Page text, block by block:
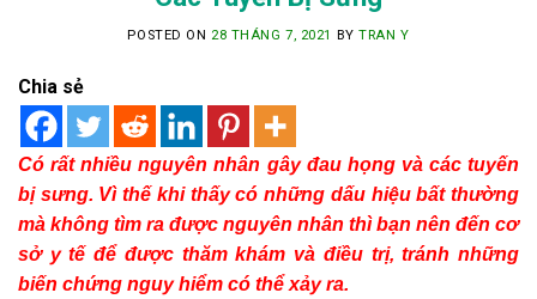
POSTED ON 28 THÁNG 7, 2021 BYTRAN Y
Chia sẻ
Có rất nhiều nguyên nhân gây đau họng và các tuyến
bị sưng. Vì thế khi thấy có những dấu hiệu bất thường
mà không tìm ra được nguyên nhân thì bạn nên đến cơ
sở y tế để được thăm khám và điều trị, tránh những
biến chứng nguy hiểm có thể xảy ra.